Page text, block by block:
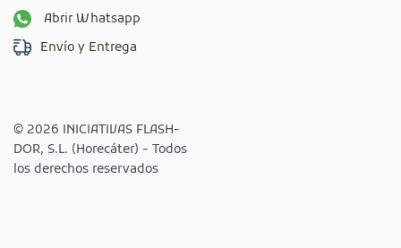
Abrir Whatsapp
Envío y Entrega
© 2026 INICIATIVAS FLASH-
DOR, S.L. (Horecáter) - Todos
los derechos reservados